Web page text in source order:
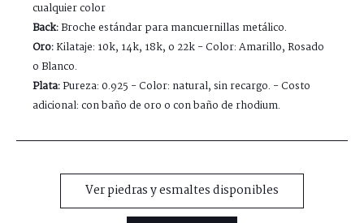
cualquier color
Back:Broche estándar para mancuernillas metálico.
Oro:Kilataje: 10k, 14k, 18k, o 22k - Color: Amarillo, Rosado
o Blanco.
Plata:Pureza: 0.925 - Color: natural, sin recargo. - Costo
adicional: con baño de oro o con baño de rhodium.
Ver piedras y esmaltes disponibles